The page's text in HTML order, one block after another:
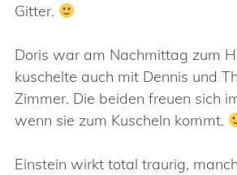
Gitter.
Doris war am Nachmittag zum
kuschelte auch mit Dennis und
Zimmer. Die beiden freuen sich
wenn sie zum Kuscheln kommt.
Einstein wirkt total traurig,